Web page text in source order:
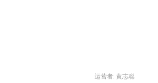
运营者: 黄志聪